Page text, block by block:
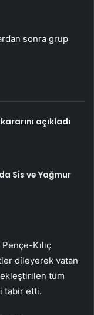
sonra grup
açıkladı
Sis ve Yağmur
Kılıç
dileyerek vatan
tüm
tabir etti.